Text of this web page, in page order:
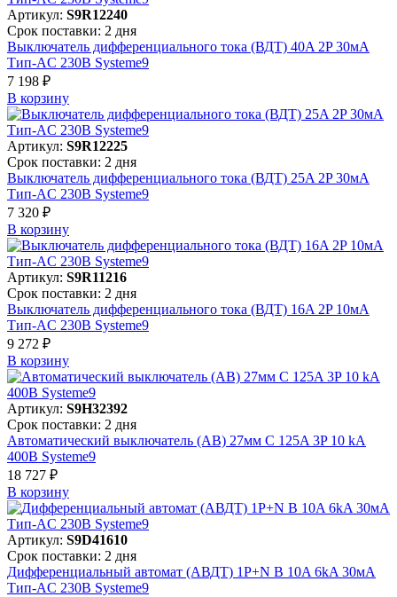
Артикул: S9R12240
Срок поставки: 2 дня
Выключатель дифференциального тока (ВДТ) 40A 2P 30мА
Тип-AC 230В Systeme9
7 198 ₽
В корзинy
Артикул: S9R12225
Срок поставки: 2 дня
Выключатель дифференциального тока (ВДТ) 25A 2P 30мА
Тип-AC 230В Systeme9
7 320 ₽
В корзинy
Артикул: S9R11216
Срок поставки: 2 дня
Выключатель дифференциального тока (ВДТ) 16A 2P 10мА
Тип-AC 230В Systeme9
9 272 ₽
В корзинy
Артикул: S9H32392
Срок поставки: 2 дня
Автоматический выключатель (АВ) 27мм C 125A 3P 10 kA
400В Systeme9
18 727 ₽
В корзинy
Артикул: S9D41610
Срок поставки: 2 дня
Дифференциальный автомат (АВДТ) 1P+N B 10A 6kA 30мА
Тип-AC 230В Systeme9